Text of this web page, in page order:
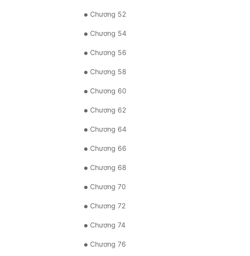
Chương 52
Chương 54
Chương 56
Chương 58
Chương 60
Chương 62
Chương 64
Chương 66
Chương 68
Chương 70
Chương 72
Chương 74
Chương 76